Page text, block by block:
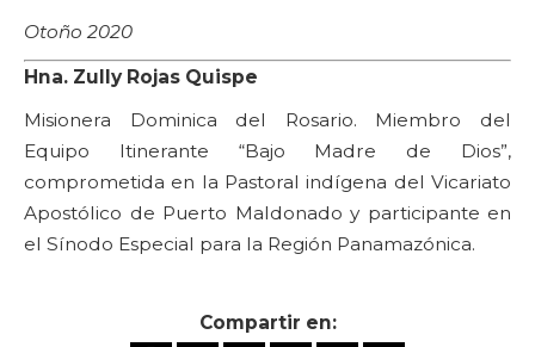
Otoño 2020
Hna. Zully Rojas Quispe
Misionera Dominica del Rosario. Miembro del
Equipo Itinerante “Bajo Madre de Dios”,
comprometida en la Pastoral indígena del Vicariato
Apostólico de Puerto Maldonado y participante en
el Sínodo Especial para la Región Panamazónica.
Compartir en: